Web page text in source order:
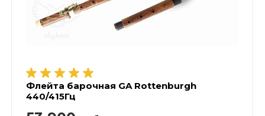
Флейта барочная GA Rottenburgh
440/415Гц